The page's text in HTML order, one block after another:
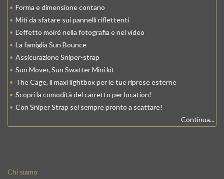
• Forma e dimensione contano
• Miti da sfatare sui pannelli riflettenti
• L’effetto moiré nella fotografia e nel video
• La famiglia Sun Bounce
• Assicurazione Sniper-strap
• Sun Mover, Sun Swatter Mini kit
• The Cage, il maxi lightbox per le tue riprese esterne
• Scopri la comodità del carretto per location!
• Con Sniper Strap sei sempre pronto a scattare!
Continua...
Chi siamo